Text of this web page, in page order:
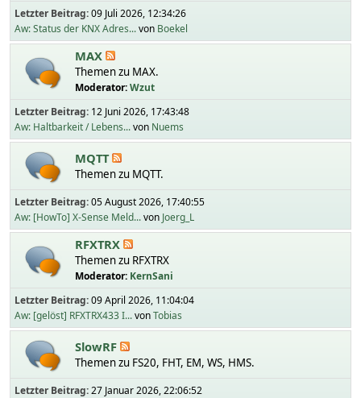
Letzter Beitrag:09 Juli 2026, 12:34:26
Aw: Status der KNX Adres...von Boekel
MAX
Themen zu MAX.
Moderator:Wzut
Letzter Beitrag: 12 Juni 2026, 17:43:48
Aw: Haltbarkeit / Lebens...von Nuems
MQTT
Themen zu MQTT.
Letzter Beitrag:05 August 2026, 17:40:55
Aw: [HowTo] X-Sense Meld...von Joerg_L
RFXTRX
Themen zu RFXTRX
Moderator: KernSani
Letzter Beitrag:09 April 2026, 11:04:04
Aw: [gelöst] RFXTRX433 I...vonTobias
SlowRF
Themen zu FS20, FHT, EM, WS, HMS.
Letzter Beitrag:27 Januar 2026, 22:06:52